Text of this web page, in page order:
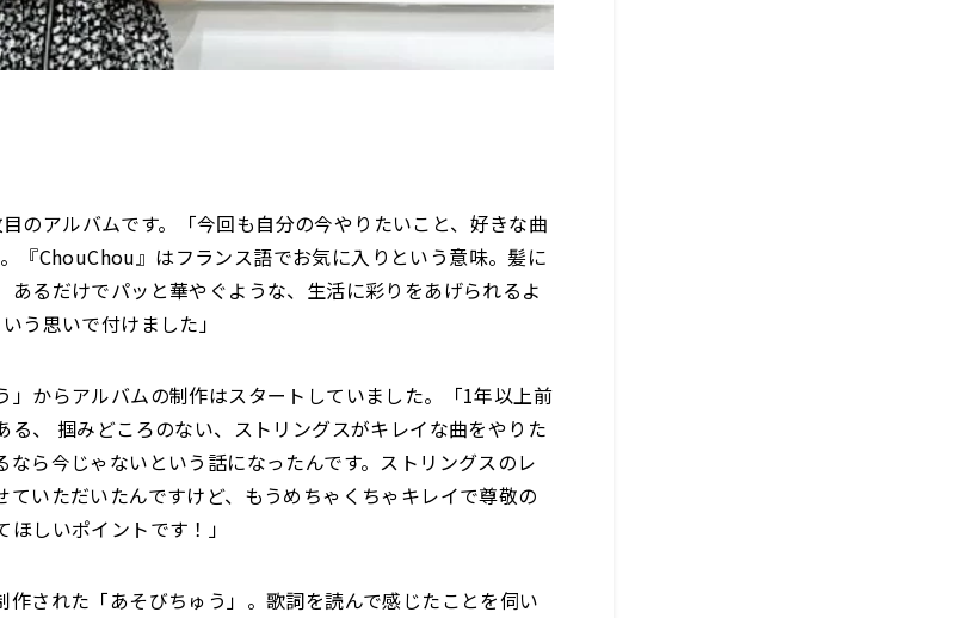
のアルバムです。「今回も自分の今やりたいこと、好きな曲
『ChouChou』はフランス語でお気に入りという意味。髪に
あるだけでパッと華やぐような、生活に彩りをあげられるよ
う思いで付けました」
」からアルバムの制作はスタートしていました。「1年以上前
る、 掴みどころのない、ストリングスがキレイな曲をやりた
なら今じゃないという話になったんです。ストリングスのレ
ていただいたんですけど、もうめちゃくちゃキレイで尊敬の
しいポイントです！」
作された「あそびちゅう」。歌詞を読んで感じたことを伺い